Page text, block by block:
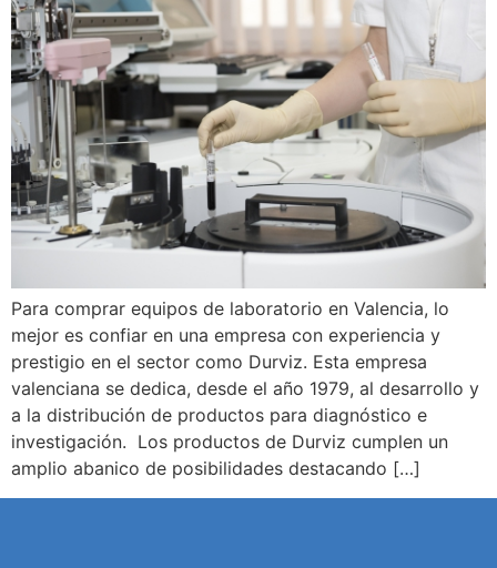
Para comprar equipos de laboratorio en Valencia, lo
mejor es confiar en una empresa con experiencia y
prestigio en el sector como Durviz. Esta empresa
valenciana se dedica, desde el año 1979, al desarrollo y
a la distribución de productos para diagnóstico e
investigación. Los productos de Durviz cumplen un
amplio abanico de posibilidades destacando […]